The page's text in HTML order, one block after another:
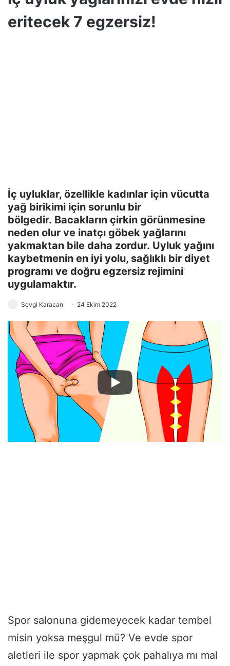
eritecek 7 egzersiz!
İç uyluklar, özellikle kadınlar için vücutta
yağ birikimi için sorunlu bir
bölgedir. Bacakların çirkin görünmesine
neden olur ve inatçı göbek yağlarını
yakmaktan bile daha zordur. Uyluk yağını
kaybetmenin en iyi yolu, sağlıklı bir diyet
programı ve doğru egzersiz rejimini
uygulamaktır.
Sevgi Karacan 24 Ekim 2022
Spor salonuna gidemeyecek kadar tembel
misin yoksa meşgul mü? Ve evde spor
aletleri ile spor yapmak çok pahalıya mı mal